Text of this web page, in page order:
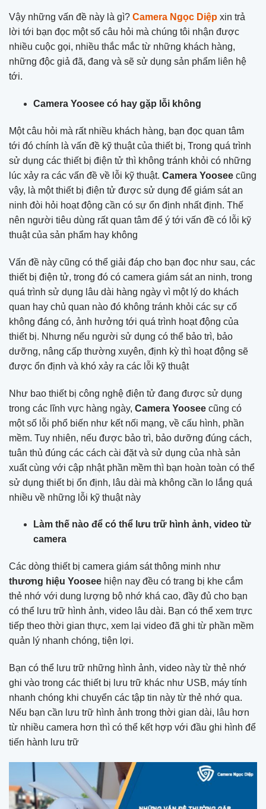
Vậy những vấn đề này là gì? Camera Ngọc Diệp xin trả
lời tới bạn đọc một số câu hỏi mà chúng tôi nhận được
nhiều cuộc gọi, nhiều thắc mắc từ những khách hàng,
những độc giả đã, đang và sẽ sử dụng sản phẩm liên hệ
tới.
Camera Yoosee có hay gặp lỗi không
Một câu hỏi mà rất nhiều khách hàng, bạn đọc quan tâm
tới đó chính là vấn đề kỹ thuật của thiết bị, Trong quá trình
sử dụng các thiết bị điện tử thì không tránh khỏi có những
lúc xảy ra các vấn đề về lỗi kỹ thuật. Camera Yoosee cũng
vậy, là một thiết bị điện tử được sử dụng để giám sát an
ninh đòi hỏi hoạt động cần có sự ổn định nhất định. Thế
nên người tiêu dùng rất quan tâm để ý tới vấn đề có lỗi kỹ
thuật của sản phẩm hay không
Vấn đề này cũng có thể giải đáp cho bạn đọc như sau, các
thiết bị điện tử, trong đó có camera giám sát an ninh, trong
quá trình sử dụng lâu dài hàng ngày vì một lý do khách
quan hay chủ quan nào đó không tránh khỏi các sự cố
không đáng có, ảnh hưởng tới quá trình hoạt động của
thiết bị. Nhưng nếu người sử dụng có thể bảo trì, bảo
dưỡng, nâng cấp thường xuyên, định kỳ thì hoạt động sẽ
được ổn định và khó xảy ra các lỗi kỹ thuật
Như bao thiết bị công nghệ điện tử đang được sử dụng
trong các lĩnh vực hàng ngày, Camera Yoosee cũng có
một số lỗi phổ biến như kết nối mạng, về cấu hình, phần
mềm. Tuy nhiên, nếu được bảo trì, bảo dưỡng đúng cách,
tuân thủ đúng các cách cài đặt và sử dụng của nhà sản
xuất cùng với cập nhật phần mềm thì bạn hoàn toàn có thể
sử dụng thiết bị ổn định, lâu dài mà không cần lo lắng quá
nhiều về những lỗi kỹ thuật này
Làm thế nào để có thể lưu trữ hình ảnh, video từ
camera
Các dòng thiết bị camera giám sát thông minh như
thương hiệu Yoosee hiện nay đều có trang bị khe cắm
thẻ nhớ với dung lượng bộ nhớ khá cao, đầy đủ cho bạn
có thể lưu trữ hình ảnh, video lâu dài. Bạn có thể xem trực
tiếp theo thời gian thực, xem lại video đã ghi từ phần mềm
quản lý nhanh chóng, tiện lợi.
Bạn có thể lưu trữ những hình ảnh, video này từ thẻ nhớ
ghi vào trong các thiết bị lưu trữ khác như USB, máy tính
nhanh chóng khi chuyển các tập tin này từ thẻ nhớ qua.
Nếu bạn cần lưu trữ hình ảnh trong thời gian dài, lâu hơn
từ nhiều camera hơn thì có thể kết hợp với đầu ghi hình để
tiến hành lưu trữ